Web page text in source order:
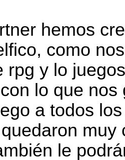
hemos
como
rpg y lo
lo que
a todos
le